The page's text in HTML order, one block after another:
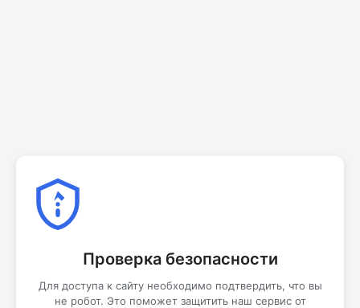
Проверка безопасности
Для доступа к сайту необходимо подтвердить, что вы
не робот. Это поможет защитить наш сервис от